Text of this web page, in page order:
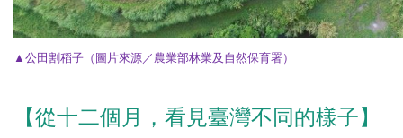
▲公田割稻子 （圖片來源／農業部林業及自然保育署）
【從十二個月，看見臺灣不同的樣子】